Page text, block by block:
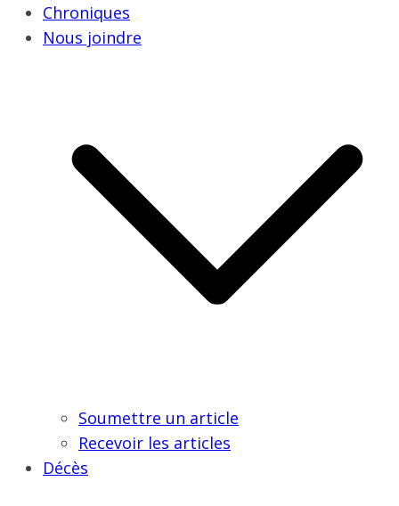
Chroniques
Nous joindre
Soumettre un article
Recevoir les articles
Décès